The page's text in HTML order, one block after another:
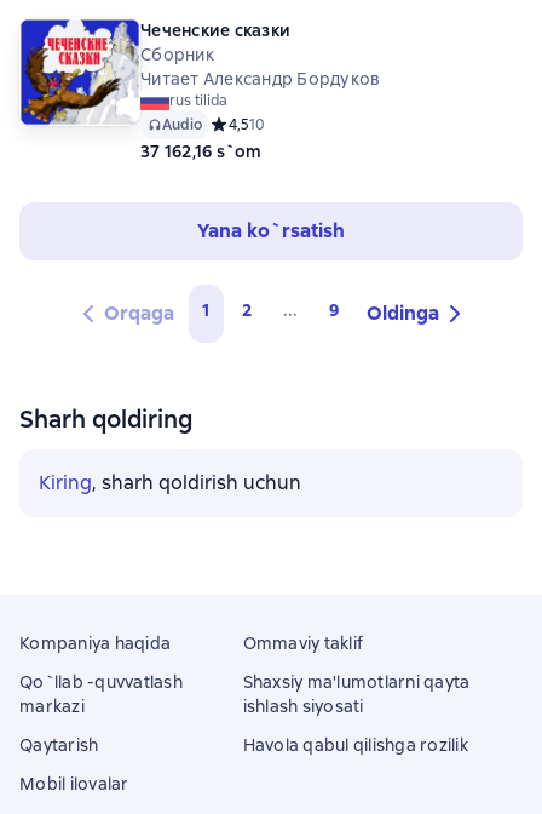
Чеченские сказки
Сборник
Читает Александр Бордуков
rus tilida
Audio Средний рейтинг 4,5 на основе 10 оценок
4,510
37 162,16 s`om
Yana ko`rsatish
Orqaga 1 2 ... 9 Oldinga
Sharh qoldiring
Kiring, sharh qoldirish uchun
Kompaniya haqida
Qo`llab -quvvatlash
markazi
Qaytarish
Mobil ilovalar
Ommaviy taklif
Shaxsiy ma'lumotlarni qayta
ishlash siyosati
Havola qabul qilishga rozilik